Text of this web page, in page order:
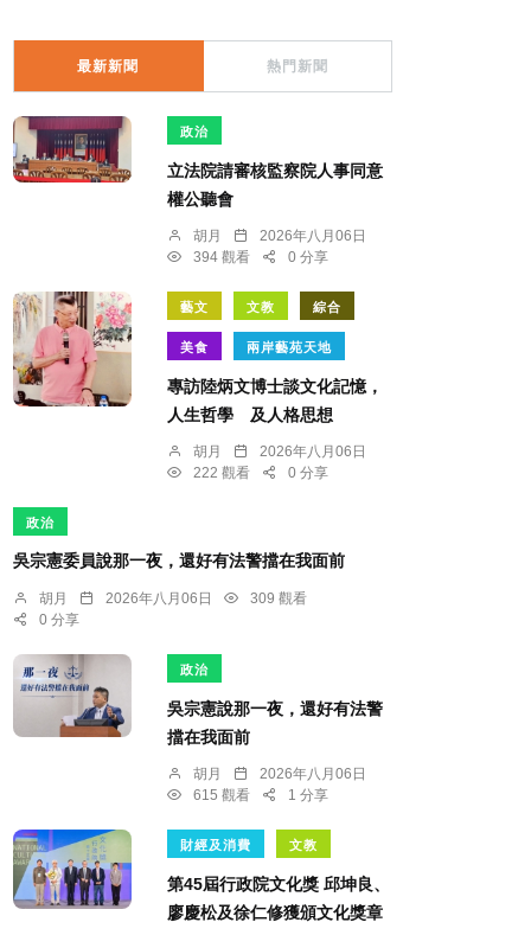
最新新聞 熱門新聞
政治
立法院請審核監察院人事同意
權公聽會
胡月
2026年八月06日
394 觀看
0 分享
藝文 文教 綜合
美食 兩岸藝苑天地
專訪陸炳文博士談文化記憶，
人生哲學 及人格思想
胡月
2026年八月06日
222 觀看
0 分享
政治
吳宗憲委員說那一夜，還好有法警擋在我面前
胡月 2026年八月06日
309 觀看
0 分享
政治
吳宗憲說那一夜，還好有法警
擋在我面前
胡月
2026年八月06日
615 觀看
1 分享
財經及消費 文教
第45屆行政院文化獎 邱坤良、
廖慶松及徐仁修獲頒文化獎章